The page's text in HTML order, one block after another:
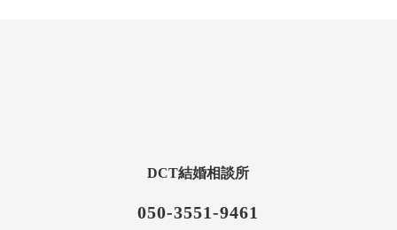
DCT結婚相談所
050-3551-9461